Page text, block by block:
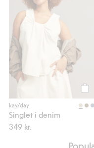
kay/day
Singlet i denim
349 kr.